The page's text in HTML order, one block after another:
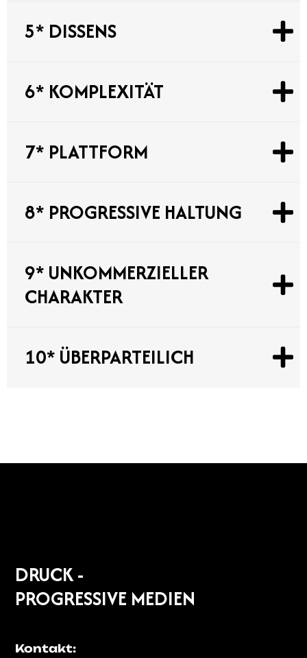
5* DISSENS
6* KOMPLEXITÄT
7* PLATTFORM
8* PROGRESSIVE HALTUNG
9* UNKOMMERZIELLER
CHARAKTER
10* ÜBERPARTEILICH
DRUCK -
PROGRESSIVE MEDIEN
Kontakt: